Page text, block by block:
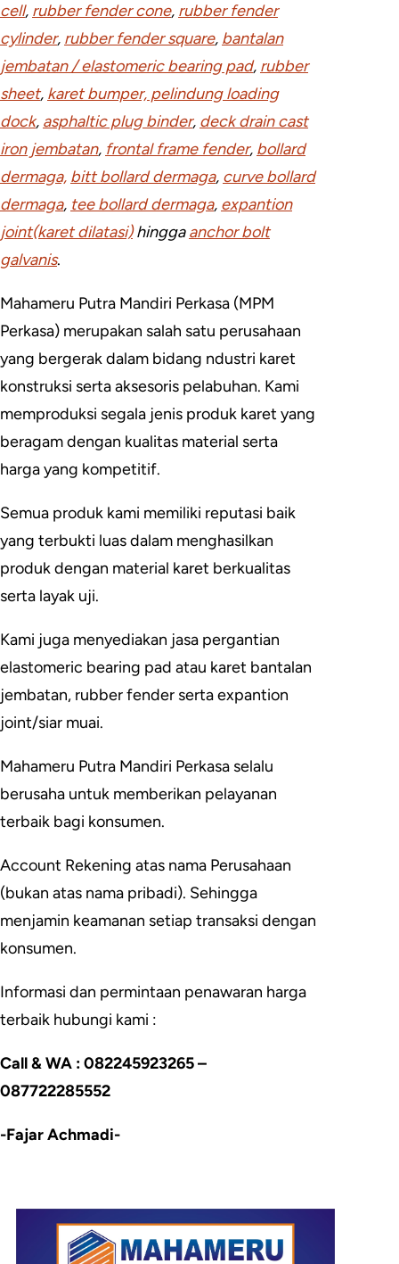
cell, rubber fender cone, rubber fender
cylinder, rubber fender square, bantalan
jembatan / elastomeric bearing pad, rubber
sheet, karet bumper, pelindung loading
dock, asphaltic plug binder, deck drain cast
iron jembatan, frontal frame fender, bollard
dermaga, bitt bollard dermaga, curve bollard
dermaga, tee bollard dermaga, expantion
joint(karet dilatasi)hinggaanchor bolt
galvanis.
Mahameru Putra Mandiri Perkasa (MPM
Perkasa) merupakan salah satu perusahaan
yang bergerak dalam bidang ndustri karet
konstruksi serta aksesoris pelabuhan. Kami
memproduksi segala jenis produk karet yang
beragam dengan kualitas material serta
harga yang kompetitif.
Semua produk kami memiliki reputasi baik
yang terbukti luas dalam menghasilkan
produk dengan material karet berkualitas
serta layak uji.
Kami juga menyediakan jasa pergantian
elastomeric bearing pad atau karet bantalan
jembatan, rubber fender serta expantion
joint/siar muai.
Mahameru Putra Mandiri Perkasa selalu
berusaha untuk memberikan pelayanan
terbaik bagi konsumen.
Account Rekening atas nama Perusahaan
(bukan atas nama pribadi). Sehingga
menjamin keamanan setiap transaksi dengan
konsumen.
Informasi dan permintaan penawaran harga
terbaik hubungi kami :
Call & WA : 082245923265 –
087722285552
-Fajar Achmadi-